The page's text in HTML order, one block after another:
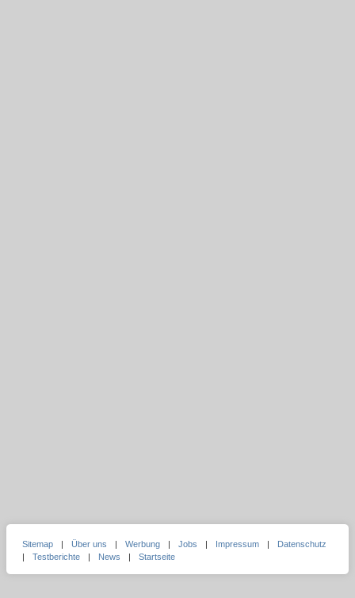
Sitemap | Über uns | Werbung | Jobs | Impressum |
Datenschutz
|
Testberichte | News | Startseite